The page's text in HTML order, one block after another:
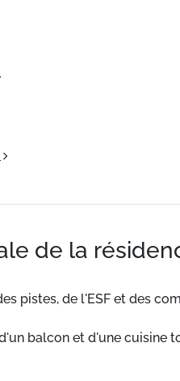
de la
pistes, de l'ESF et des
balcon et d'une cuisine